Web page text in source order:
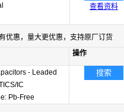
查看资料
优惠，量大更优惠，支持原厂订货
操作
- Leaded
IC
Pb-Free
搜索